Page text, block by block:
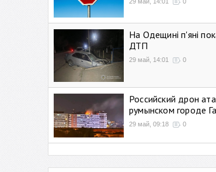
На Одещині п'яні
ДТП
29 май, 14:01 0
Российский дрон
румынском городе
29 май, 09:18 0